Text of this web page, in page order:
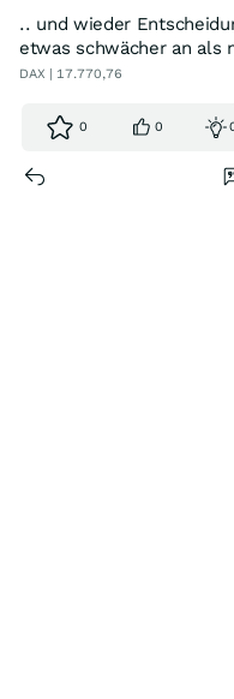
.. und wieder
etwas schwächer an als
DAX | 17.770,76
0 0